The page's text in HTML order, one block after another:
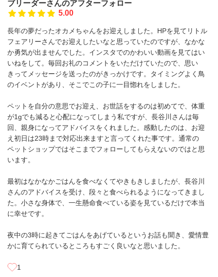
ブリーダーさんのアフターフォロー
5.00
長年の夢だったオカメちゃんをお迎えしました。HPを見てリトル
フェアリーさんでお迎えしたいなと思っていたのですが、なかな
か勇気が出ませんでした。インスタでのかわいい動画を見てはい
いねをして。毎回お礼のコメントをいただけていたので、思い
きってメッセージを送ったのがきっかけです。タイミングよく鳥
のイベントがあり、そこでこの子に一目惚れをしました。
ペットを自分の意思でお迎え、お世話をするのは初めてで、体重
が1gでも減ると心配になってしまう私ですが、長谷川さんは毎
回、親身になってアドバイスをくれました。感動したのは、お迎
え初日は23時まで対応出来ますと言ってくれた事です。通常の
ペットショップではそこまでフォローしてもらえないのではと思
います。
最初はなかなかごはんを食べなくてやきもきしましたが、長谷川
さんのアドバイスを受け、段々と食べられるようになってきまし
た。小さな身体で、一生懸命食べている姿を見ているだけで本当
に幸せです。
夜中の3時に起きてごはんをあげているというお話も聞き、愛情豊
かに育てられているところもすごく良いなと思いました。
1